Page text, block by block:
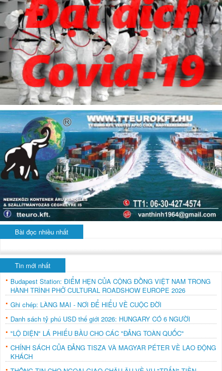
Bài đọc nhiều nhất
Tin mới nhất
Budapest Station: ĐIỂM HẸN CỦA CỘNG ĐỒNG VIỆT NAM TRONG
HÀNH TRÌNH PHỞ CULTURAL ROADSHOW EUROPE 2026
Ghi chép: LÀNG MAI - NƠI ĐỂ HIỂU VỀ CUỘC ĐỜI
Danh sách tỷ phú USD thế giới 2026: HUNGARY CÓ 6 NGƯỜI
"LỘ DIỆN" LÁ PHIẾU BẦU CHO CÁC "ĐẢNG TOÀN QUỐC"
CHÍNH SÁCH CỦA ĐẢNG TISZA VÀ MAGYAR PÉTER VỀ LAO ĐỘNG
KHÁCH